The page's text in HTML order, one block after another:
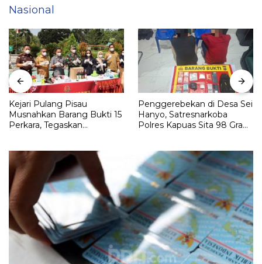
Nasional
Kejari Pulang Pisau
Musnahkan Barang Bukti 15
Perkara, Tegaskan
Penggerebekan di Desa Sei
Hanyo, Satresnarkoba
Polres Kapuas Sita 98 Gram